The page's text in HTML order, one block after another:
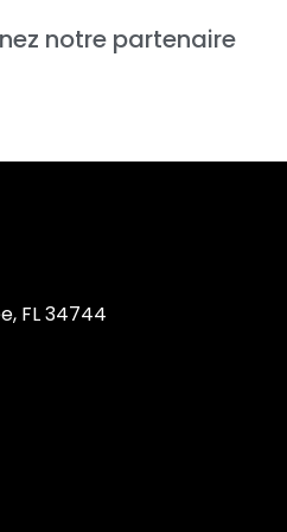
notre partenaire
FL 34744